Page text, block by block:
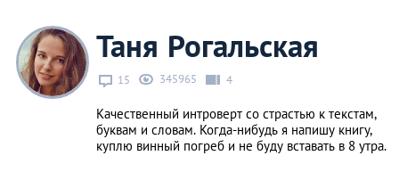
Таня Рогальская
15 345965 4
Качественный интроверт со страстью к текстам,
буквам и словам. Когда-нибудь я напишу книгу,
куплю винный погреб и не буду вставать в 8 утра.